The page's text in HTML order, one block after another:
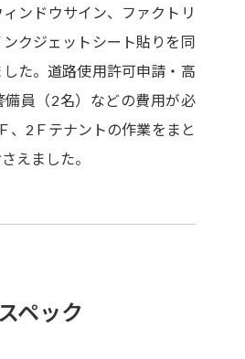
ンドウサイン、ファクトリ
クジェットシート貼りを同
た。道路使用許可申請・高
備員（2名）などの費用が必
、2Ｆテナントの作業をまと
えました。
スペック